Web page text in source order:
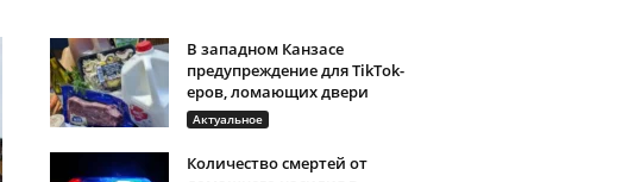
В западном Канзасе
предупреждение для TikTok-
еров, ломающих двери
Актуальное
Количество смертей от